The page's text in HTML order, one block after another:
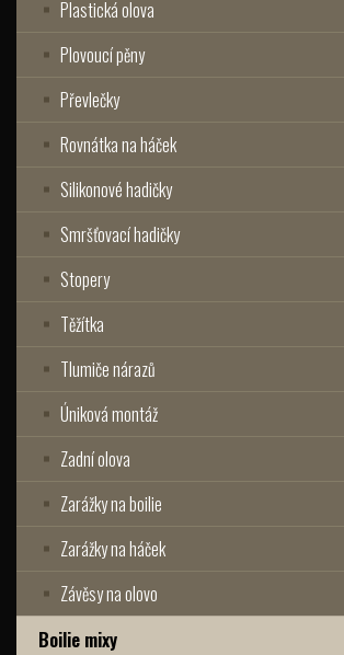
Plastická olova
Plovoucí pěny
Převlečky
Rovnátka na háček
Silikonové hadičky
Smršťovací hadičky
Stopery
Těžítka
Tlumiče nárazů
Úniková montáž
Zadní olova
Zarážky na boilie
Zarážky na háček
Závěsy na olovo
Boilie mixy